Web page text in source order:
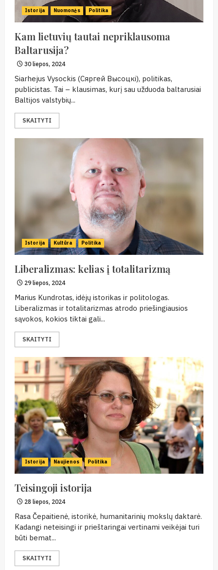
Istorija Nuomonės Politika
Kam lietuvių tautai nepriklausoma
Baltarusija?
30 liepos, 2024
Siarhejus Vysockis (Сяргей Высоцкі), politikas,
publicistas. Tai – klausimas, kurį sau užduoda baltarusiai
Baltijos valstybių...
SKAITYTI
Istorija Kultūra Politika
Liberalizmas: kelias į totalitarizmą
29 liepos, 2024
Marius Kundrotas, idėjų istorikas ir politologas.
Liberalizmas ir totalitarizmas atrodo priešingiausios
sąvokos, kokios tiktai gali...
SKAITYTI
Istorija Naujienos Politika
Teisingoji istorija
28 liepos, 2024
Rasa Čepaitienė, istorikė, humanitarinių mokslų daktarė.
Kadangi neteisingi ir prieštaringai vertinami veikėjai turi
būti bemat...
SKAITYTI